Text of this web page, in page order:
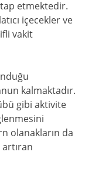
etmektedir.
içecekler ve
vakit
kalmaktadır.
gibi aktivite
olanakların da